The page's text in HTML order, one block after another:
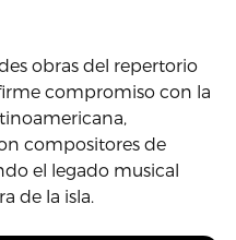
obras del repertorio
compromiso con la
compositores de
el legado musical
de la isla.